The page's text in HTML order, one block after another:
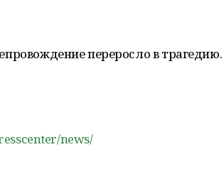
переросло в трагедию.
news/